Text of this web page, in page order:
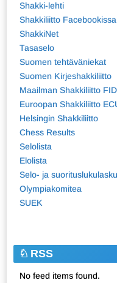
Shakki-lehti
Shakkiliitto Facebookissa
ShakkiNet
Tasaselo
Suomen tehtäväniekat
Suomen Kirjeshakkiliitto
Maailman Shakkiliitto
Euroopan Shakkiliitto
Helsingin Shakkiliitto
Chess Results
Selolista
Elolista
Selo- ja
Olympiakomitea
SUEK
RSS
No feed items found.